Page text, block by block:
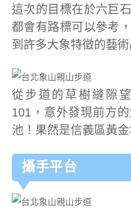
這次的目標在於六巨
都會有路標可以參考
到許多大象特徵的藝
從步道的草樹縫隙
101，意外發現前方
池！果然是信義區黃
攝手平台